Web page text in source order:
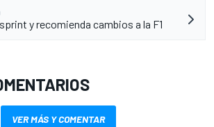
y recomienda cambios a la F1
VER MÁS Y COMENTAR